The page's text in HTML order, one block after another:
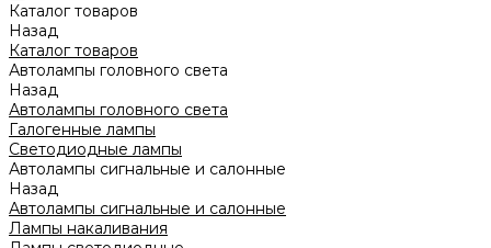
Каталог товаров
Назад
Каталог товаров
Автолампы головного света
Назад
Автолампы головного света
Галогенные лампы
Светодиодные лампы
Автолампы сигнальные и салонные
Назад
Автолампы сигнальные и салонные
Лампы накаливания